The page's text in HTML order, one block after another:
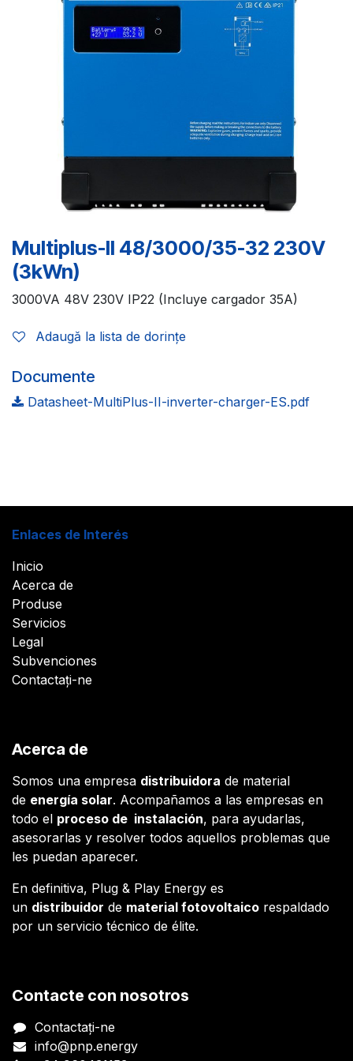
Multiplus-II 48/3000/35-32 230V
(3kWn)
3000VA 48V 230V IP22 (Incluye cargador 35A)
Adaugă la lista de dorințe
Documente
Datasheet-MultiPlus-II-inverter-charger-ES.pdf
Enlaces de Interés
Inicio
Acerca de
Produse
Servicios
Legal
Subvenciones
Contactați-ne
Acerca de
Somos una empresa distribuidora de material
de energía solar. Acompañamos a las empresas en
todo el proceso de instalación, para ayudarlas,
asesorarlas y resolver todos aquellos problemas que
les puedan aparecer.
En definitiva, Plug & Play Energy es
un distribuidor de material fotovoltaico respaldado
por un servicio técnico de élite.
Contacte con nosotros
Contactați-ne
info@pnp.energy